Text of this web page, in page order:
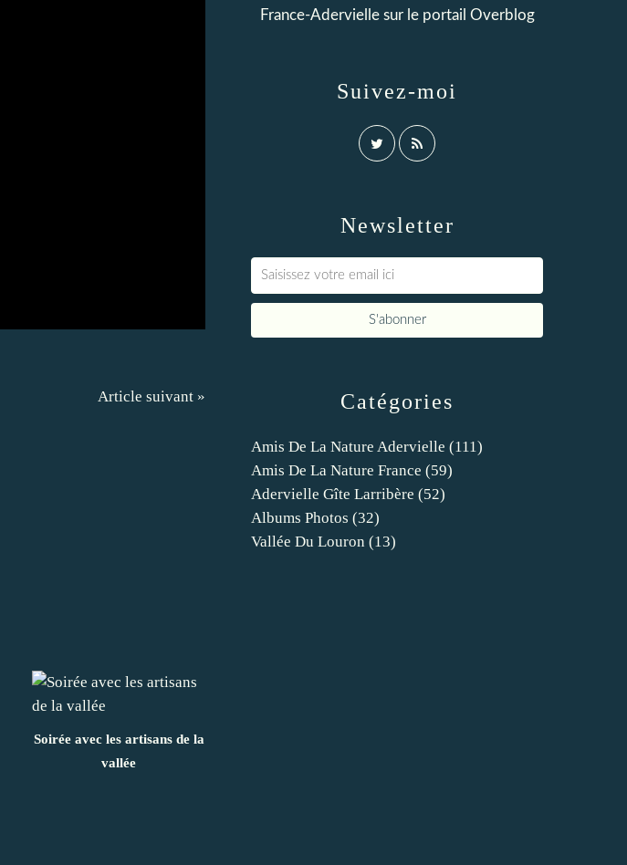
Article suivant »
Soirée avec les artisans de la
vallée
Newsletter
Catégories
Amis De La Nature Adervielle (111)
Amis De La Nature France (59)
Adervielle Gîte Larribère (52)
Albums Photos (32)
Vallée Du Louron (13)
Suivez-moi
France-Aderviellesur le portail Overblog